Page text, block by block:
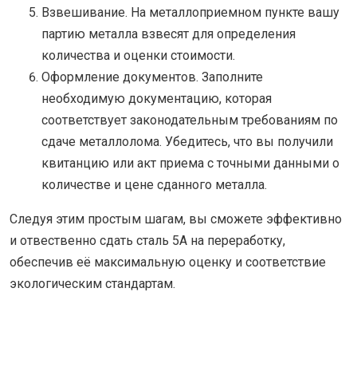
Взвешивание. На металлоприемном пункте вашу
партию металла взвесят для определения
количества и оценки стоимости.
Оформление документов. Заполните
необходимую документацию, которая
соответствует законодательным требованиям по
сдаче металлолома. Убедитесь, что вы получили
квитанцию или акт приема с точными данными о
количестве и цене сданного металла.
Следуя этим простым шагам, вы сможете эффективно
и отвественно сдать сталь 5A на переработку,
обеспечив её максимальную оценку и соответствие
экологическим стандартам.